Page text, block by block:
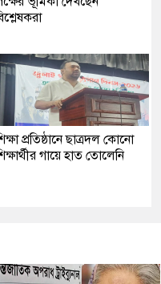
প্রতিষ্ঠানে ছাত্রদল কোনো
গায়ে হাত তোলেনি